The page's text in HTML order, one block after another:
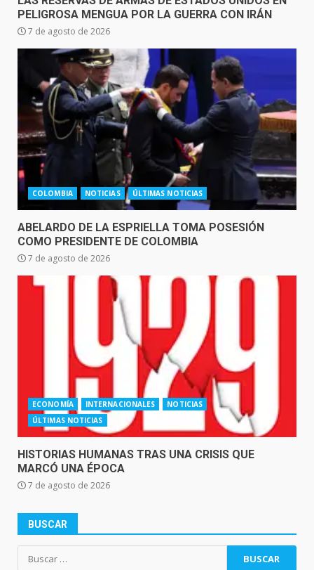
PELIGROSA MENGUA POR LA GUERRA CON IRÁN
7 de agosto de 2026
COLOMBIA NOTICIAS ÚLTIMAS NOTICIAS
ABELARDO DE LA ESPRIELLA TOMA POSESIÓN
COMO PRESIDENTE DE COLOMBIA
7 de agosto de 2026
ECONOMÍA INTERNACIONALES
NOTICIAS
ÚLTIMAS NOTICIAS
HISTORIAS HUMANAS TRAS UNA CRISIS QUE
MARCÓ UNA ÉPOCA
7 de agosto de 2026
BUSCAR
Buscar: